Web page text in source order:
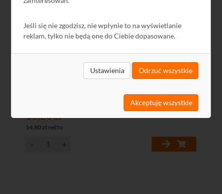
Jeśli się nie zgodzisz, nie wpłynie to na wyświetlanie
reklam, tylko nie będą one do Ciebie dopasowane.
Ustawienia Odrzuć wszystkie
Akceptuję wszystkie
Uchwyt drugiego konwertera LNB U-2LNB(800)-J
18,20 zł
14,80 zł netto